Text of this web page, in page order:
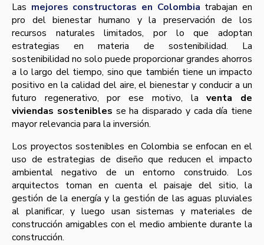
Las mejores constructoras en Colombia trabajan en
pro del bienestar humano y la preservación de los
recursos naturales limitados, por lo que adoptan
estrategias en materia de sostenibilidad. La
sostenibilidad no solo puede proporcionar grandes ahorros
a lo largo del tiempo, sino que también tiene un impacto
positivo en la calidad del aire, el bienestar y conducir a un
futuro regenerativo, por ese motivo, laventa de
viviendas sostenibles se ha disparado y cada día tiene
mayor relevancia para la inversión.
Los proyectos sostenibles en Colombia se enfocan en el
uso de estrategias de diseño que reducen el impacto
ambiental negativo de un entorno construido. Los
arquitectos toman en cuenta el paisaje del sitio, la
gestión de la energía y la gestión de las aguas pluviales
al planificar, y luego usan sistemas y materiales de
construcción amigables con el medio ambiente durante la
construcción.